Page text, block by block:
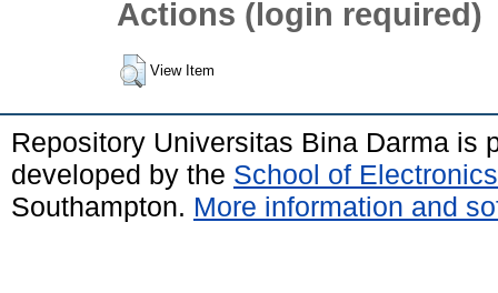
Actions (login required)
View Item
Repository Universitas Bina Darma is
developed by the School of
Southampton. More information and